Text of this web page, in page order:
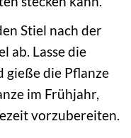
Stiel nach der
ab. Lasse die
gieße die Pflanze
im Frühjahr,
vorzubereiten.